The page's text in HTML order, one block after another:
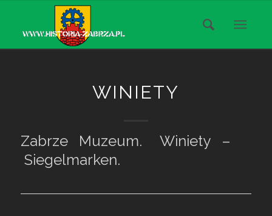
WINIETY
Zabrze Muzeum. Winiety –
Siegelmarken.